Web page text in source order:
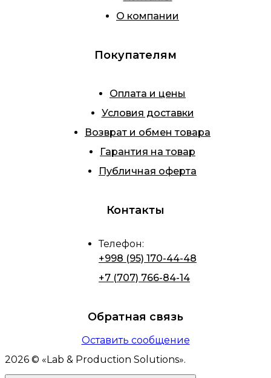
О компании
Покупателям
Оплата и цены
Условия доставки
Возврат и обмен товара
Гарантия на товар
Публичная оферта
Контакты
Телефон:
+998 (95) 170-44-48
+7 (707) 766-84-14
Обратная связь
Оставить сообщение
2026 © « Lab & Production Solutions».